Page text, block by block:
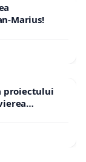
Marius!
proiectului